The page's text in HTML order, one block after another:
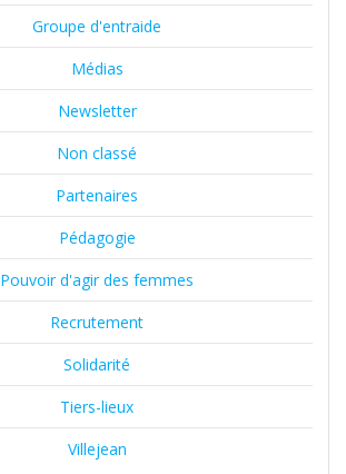
Groupe d'entraide
Médias
Newsletter
Non classé
Partenaires
Pédagogie
Pouvoir d'agir des femmes
Recrutement
Solidarité
Tiers-lieux
Villejean